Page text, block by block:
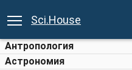
Sci.House
Антропология
Астрономия